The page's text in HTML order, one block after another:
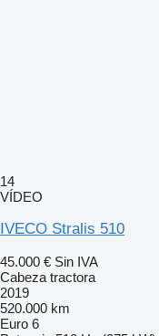
14
VÍDEO
IVECO Stralis 510
45.000 € Sin IVA
Cabeza tractora
2019
520.000 km
Euro 6